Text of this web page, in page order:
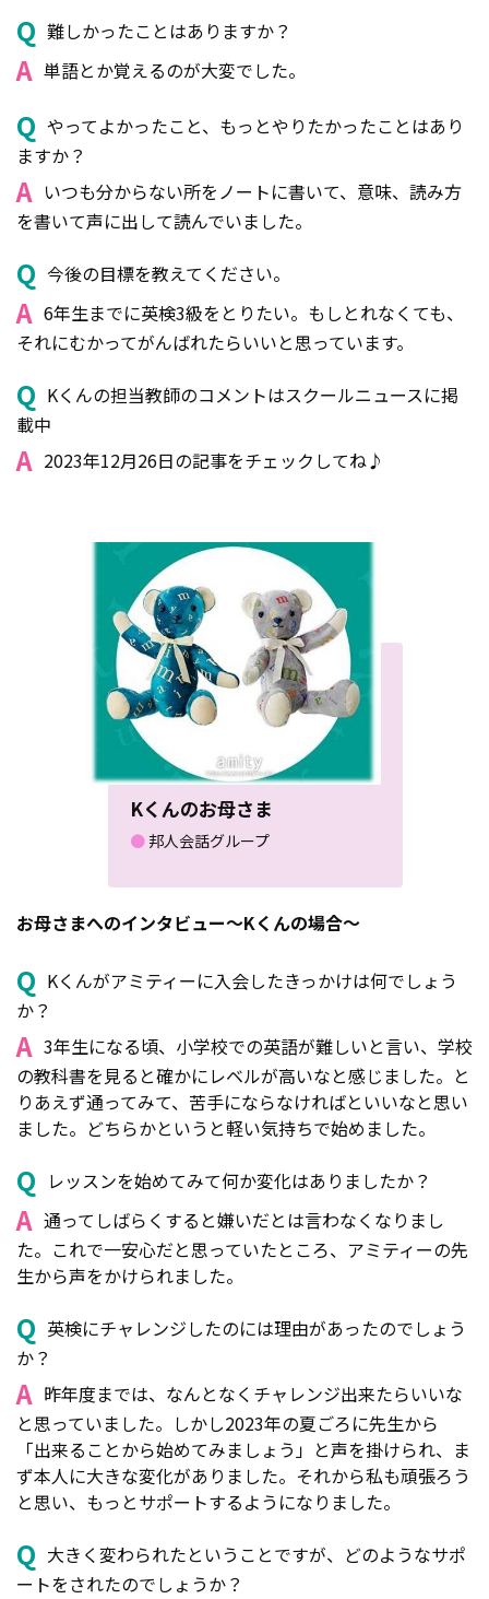
Q 難しかったことはありますか？
A 単語とか覚えるのが大変でした。
Q やってよかったこと、もっとやりたかったことはあり
ますか？
A いつも分からない所をノートに書いて、意味、読み方
を書いて声に出して読んでいました。
Q 今後の目標を教えてください。
A 6年生までに英検3級をとりたい。もしとれなくても、
それにむかってがんばれたらいいと思っています。
Q Kくんの担当教師のコメントはスクールニュースに掲
載中
A 2023年12月26日の記事をチェックしてね♪
Kくんのお母さま
●邦人会話グループ
お母さまへのインタビュー～Kくんの場合～
Q Kくんがアミティーに入会したきっかけは何でしょう
か？
A 3年生になる頃、小学校での英語が難しいと言い、学校
の教科書を見ると確かにレベルが高いなと感じました。と
りあえず通ってみて、苦手にならなければといいなと思い
ました。どちらかというと軽い気持ちで始めました。
Q レッスンを始めてみて何か変化はありましたか？
A 通ってしばらくすると嫌いだとは言わなくなりまし
た。これで一安心だと思っていたところ、アミティーの先
生から声をかけられました。
Q 英検にチャレンジしたのには理由があったのでしょう
か？
A 昨年度までは、なんとなくチャレンジ出来たらいいな
と思っていました。しかし2023年の夏ごろに先生から
「出来ることから始めてみましょう」と声を掛けられ、ま
ず本人に大きな変化がありました。それから私も頑張ろう
と思い、もっとサポートするようになりました。
Q 大きく変わられたということですが、どのようなサポ
ートをされたのでしょうか？